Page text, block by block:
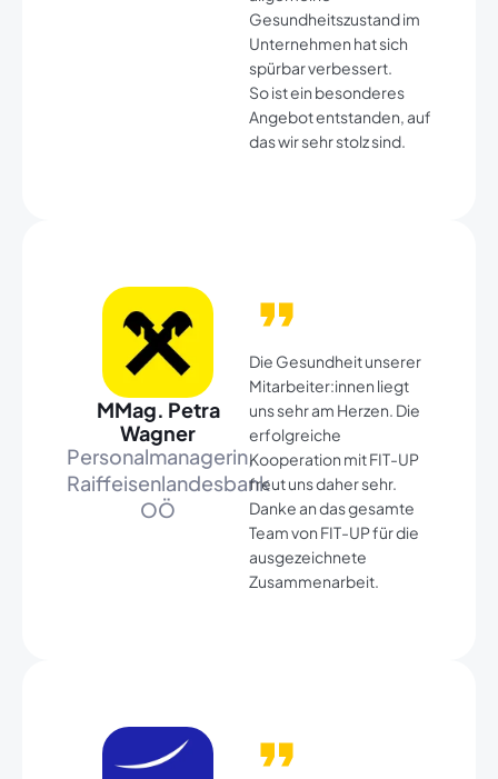
Gesundheitszustand im
Unternehmen hat sich
spürbar verbessert.
So ist ein besonderes
Angebot entstanden, auf
das wir sehr stolz sind.
MMag. Petra
Wagner​
Personalmanagerin,
Raiffeisenlandesbank
OÖ​
Die Gesundheit unserer
Mitarbeiter:innen liegt
uns sehr am Herzen. Die
erfolgreiche
Kooperation mit FIT-UP
freut uns daher sehr.
Danke an das gesamte
Team von FIT-UP für die
ausgezeichnete
Zusammenarbeit.